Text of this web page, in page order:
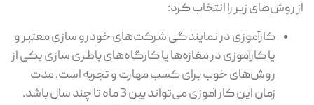
از روش‌های زیر را انتخاب کرد:
کارآموزی در نمایندگی شرکت‌های خودرو سازی معتبر و
یا کارآموزی در مغازه‌ها یا کارگاه‌های باطری سازی یکی از
روش‌های خوب برای کسب مهارت و تجربه است. مدت
زمان این کار آموزی می‌تواند بین 3 ماه تا چند سال باشد.